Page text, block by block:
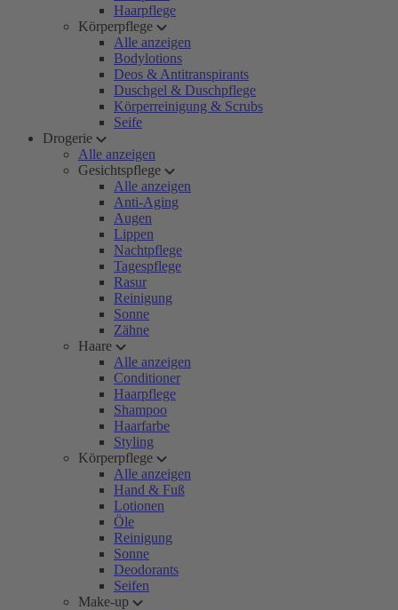
Haarpflege
Körperpflege
Alle anzeigen
Bodylotions
Deos & Antitranspirants
Duschgel & Duschpflege
Körperreinigung & Scrubs
Seife
Drogerie
Alle anzeigen
Gesichtspflege
Alle anzeigen
Anti-Aging
Augen
Lippen
Nachtpflege
Tagespflege
Rasur
Reinigung
Sonne
Zähne
Haare
Alle anzeigen
Conditioner
Haarpflege
Shampoo
Haarfarbe
Styling
Körperpflege
Alle anzeigen
Hand & Fuß
Lotionen
Öle
Reinigung
Sonne
Deodorants
Seifen
Make-up